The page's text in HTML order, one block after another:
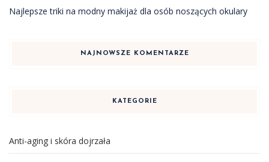
Najlepsze triki na modny makijaż dla osób noszących okulary
NAJNOWSZE KOMENTARZE
KATEGORIE
Anti-aging i skóra dojrzała